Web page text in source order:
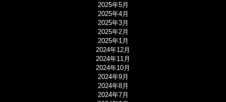
2025年5月
2025年4月
2025年3月
2025年2月
2025年1月
2024年12月
2024年11月
2024年10月
2024年9月
2024年8月
2024年7月